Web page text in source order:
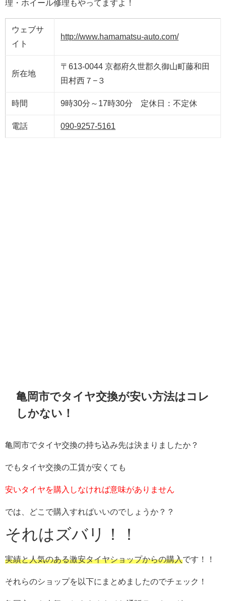
理・ホイール修理もやってますよ！
ウェブサ
イト
http://www.hamamatsu-auto.com/
所在地
〒613-0044 京都府久世郡久御山町藤和田
田村西７−３
時間 9時30分～17時30分 定休日：不定休
電話 090-9257-5161
亀岡市でタイヤ交換が安い方法はコレ
しかない！
亀岡市でタイヤ交換の持ち込み先は決まりましたか？
でもタイヤ交換の工賃が安くても
安いタイヤを購入しなければ意味がありません
では、どこで購入すればいいのでしょうか？？
それはズバリ！！
実績と人気のある激安タイヤショップからの購入です！！
それらのショップを以下にまとめましたのでチェック！